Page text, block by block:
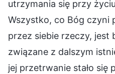
utrzymania się przy
Wszystko, co Bóg czyni
przez siebie rzeczy, jest
związane z dalszym
jej przetrwanie stało się